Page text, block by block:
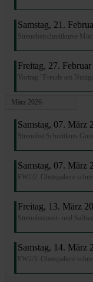
Samstag, 21.
Streuobstschnittkurse
Freitag, 27.
Vortrag "Freude am
März 2026
Samstag, 07. März
Streuobst Schnittkurs
Samstag, 07. März
FW2/2: Obstspaliere
Freitag, 13. März
Streuobstmost- und
Samstag, 14. März
FW2/3: Obstspaliere